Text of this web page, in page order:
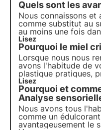
de cette substance
Quels sont les
Nous connaissons et
comme substitut au
au moins une fois
sucrée avec une
quels sont les
pouvons-nous
Lisez
Pourquoi le miel
Lorsque nous nous
avons l'habitude de
plastique pratiques,
nous permettre de
et bien d'autres
impossible de
Pourquoi ?
Lisez
Pourquoi et
Analyse
Nous avons tous
comme un
avantageusement le